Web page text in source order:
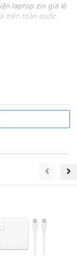
laptop zin giá lẻ
trên toàn quốc.
zin giá cạnh